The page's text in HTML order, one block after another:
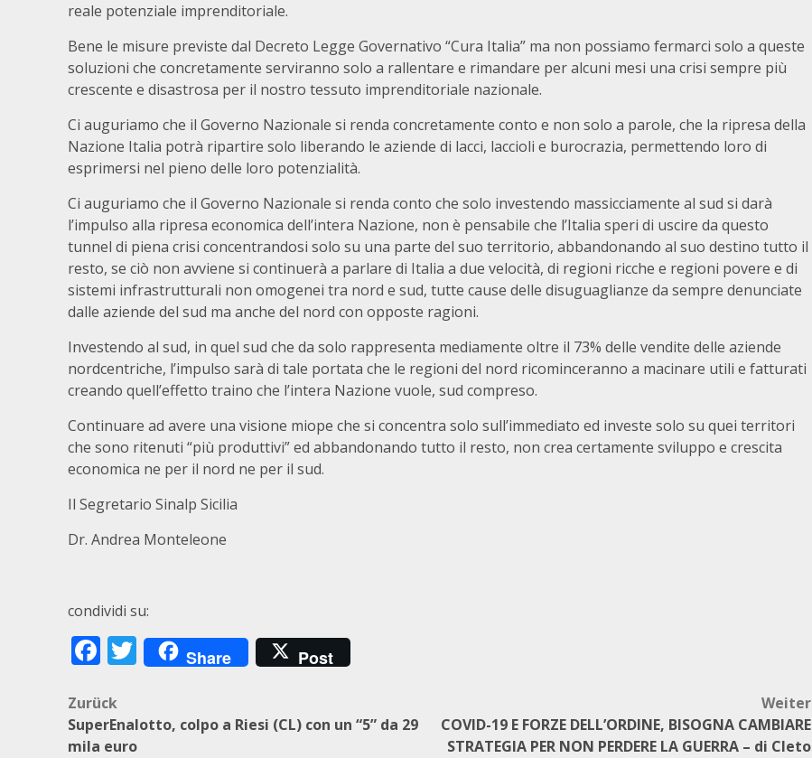
reale potenziale imprenditoriale.
Bene le misure previste dal Decreto Legge Governativo “Cura Italia” ma non possiamo fermarci solo a queste
soluzioni che concretamente serviranno solo a rallentare e rimandare per alcuni mesi una crisi sempre più
crescente e disastrosa per il nostro tessuto imprenditoriale nazionale.
Ci auguriamo che il Governo Nazionale si renda concretamente conto e non solo a parole, che la ripresa della
Nazione Italia potrà ripartire solo liberando le aziende di lacci, laccioli e burocrazia, permettendo loro di
esprimersi nel pieno delle loro potenzialità.
Ci auguriamo che il Governo Nazionale si renda conto che solo investendo massicciamente al sud si darà
l’impulso alla ripresa economica dell’intera Nazione, non è pensabile che l’Italia speri di uscire da questo
tunnel di piena crisi concentrandosi solo su una parte del suo territorio, abbandonando al suo destino tutto il
resto, se ciò non avviene si continuerà a parlare di Italia a due velocità, di regioni ricche e regioni povere e di
sistemi infrastrutturali non omogenei tra nord e sud, tutte cause delle disuguaglianze da sempre denunciate
dalle aziende del sud ma anche del nord con opposte ragioni.
Investendo al sud, in quel sud che da solo rappresenta mediamente oltre il 73% delle vendite delle aziende
nordcentriche, l’impulso sarà di tale portata che le regioni del nord ricominceranno a macinare utili e fatturati
creando quell’effetto traino che l’intera Nazione vuole, sud compreso.
Continuare ad avere una visione miope che si concentra solo sull’immediato ed investe solo su quei territori
che sono ritenuti “più produttivi” ed abbandonando tutto il resto, non crea certamente sviluppo e crescita
economica ne per il nord ne per il sud.
Il Segretario Sinalp Sicilia
Dr. Andrea Monteleone
condividi su:
Facebook
Twitter
Share Post
Beitragsnavigation
Zurück
SuperEnalotto, colpo a Riesi (CL) con un “5” da 29
mila euro
Weiter
COVID-19 E FORZE DELL’ORDINE, BISOGNA CAMBIARE
STRATEGIA PER NON PERDERE LA GUERRA – di Cleto